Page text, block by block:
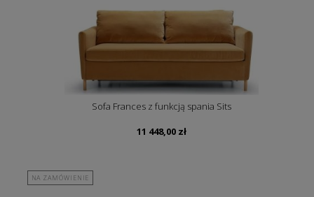
Sofa Frances z funkcją spania Sits
11 448,00 zł
NA ZAMÓWIENIE